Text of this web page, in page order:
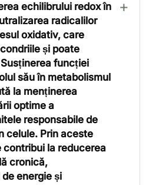
echilibrului redox în
radicalilor
oxidativ, care
și poate
funcției
său în metabolismul
la menținerea
optime a
responsabile de
celule. Prin aceste
la reducerea
cronică,
energie și